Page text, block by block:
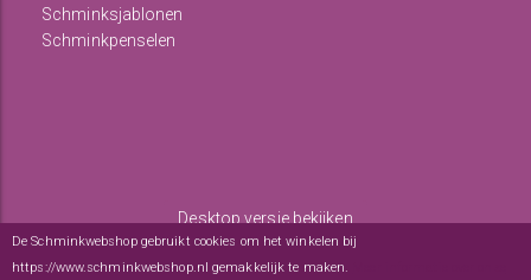
Schminksjablonen
Schminkpenselen
Desktop versie bekijken
De Schminkwebshop gebruikt cookies om het winkelen bij
https://www.schminkwebshop.nl gemakkelijk te maken.